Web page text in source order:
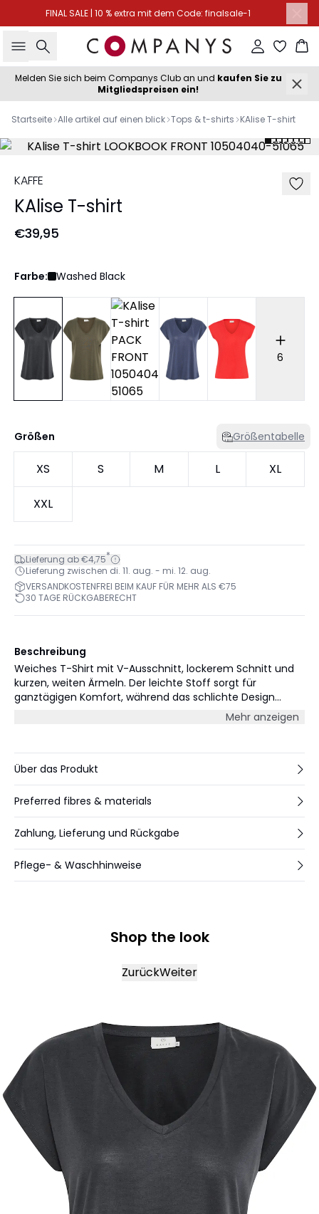
FINAL SALE | 10 % extra mit dem Code: finalsale-1
Suche Einloggen
Melden Sie sich beim Companys Club an und kaufen Sie zu
Mitgliedspreisen ein!
Startseite Alle artikel auf einen blick Tops & t-shirts KAlise T-shirt
KAFFE
KAlise T-shirt
€39,95
Farbe: Washed Black
6
Größen Größentabelle
XS S M L XL
XXL
Lieferung ab €4,75*
Lieferung zwischen di. 11. aug. - mi. 12. aug.
VERSANDKOSTENFREI BEIM KAUF FÜR MEHR ALS €75
30 TAGE RÜCKGABERECHT
Beschreibung
Weiches T-Shirt mit V-Ausschnitt, lockerem Schnitt und
kurzen, weiten Ärmeln. Der leichte Stoff sorgt für
ganztägigen Komfort, während das schlichte Design
Mehr anzeigen
Über das Produkt
Preferred fibres & materials
Zahlung, Lieferung und Rückgabe
Pflege- & Waschhinweise
Shop the look
ZurückWeiter